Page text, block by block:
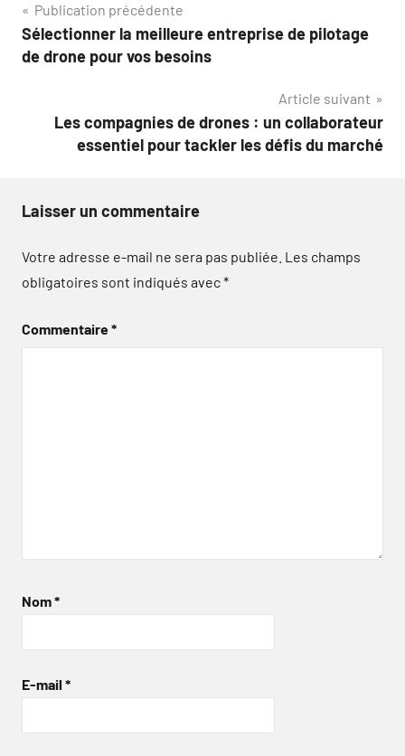
Navigation
de
Publication précédente
Sélectionner la meilleure entreprise de pilotage
de drone pour vos besoins
Article suivant
Les compagnies de drones : un collaborateur
essentiel pour tackler les défis du marché
Laisser un commentaire
Votre adresse e-mail ne sera pas publiée. Les champs
obligatoires sont indiqués avec*
Commentaire*
Nom*
E-mail *